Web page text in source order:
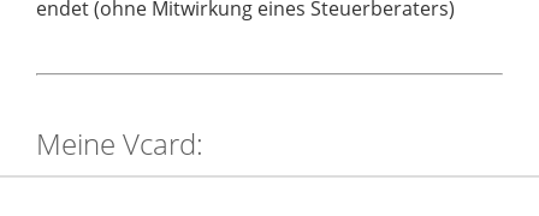
endet (ohne Mitwirkung eines Steuerberaters)
Meine Vcard: